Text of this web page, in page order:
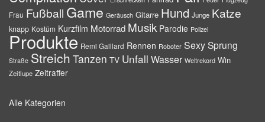
Frau Fußball Game Geräusch Gitarre Hund Junge Katze
knapp Kostüm Kurzfilm Motorrad Musik Parodie Polizei
Produkte Remi Gaillard Rennen Roboter SexySprung
Straße Streich Tanzen TV Unfall Wasser Weltrekord Win
Zeitlupe Zeitraffer
Alle Kategorien